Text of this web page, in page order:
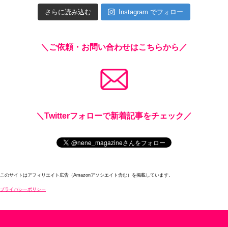
さらに読み込む Instagram でフォロー
＼ご依頼・お問い合わせはこちらから／
＼Twitterフォローで新着記事をチェック／
このサイトはアフィリエイト広告（Amazonアソシエイト含む）を掲載しています。
プライバシーポリシー